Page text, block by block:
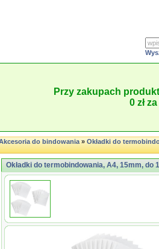
Przy zakupach
0 zł
do bindowania»Okładki do
Okładki do termobindowania, A4, 15mm, do